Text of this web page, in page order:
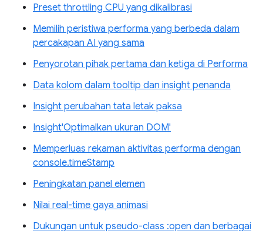
Preset throttling CPU yang dikalibrasi
Memilih peristiwa performa yang berbeda dalam
percakapan AI yang sama
Penyorotan pihak pertama dan ketiga di Performa
Data kolom dalam tooltip dan insight penanda
Insight perubahan tata letak paksa
Insight'Optimalkan ukuran DOM'
Memperluas rekaman aktivitas performa dengan
console.timeStamp
Peningkatan panel elemen
Nilai real-time gaya animasi
Dukungan untuk pseudo-class :open dan berbagai